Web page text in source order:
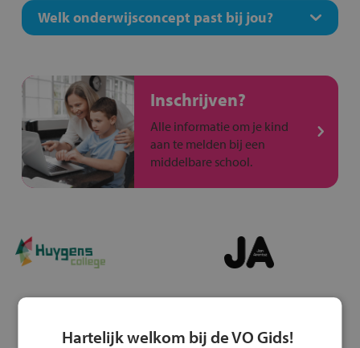
Welk onderwijsconcept past bij jou?
Inschrijven?
Alle informatie om je kind
aan te melden bij een
middelbare school.
Hartelijk welkom bij de VO Gids!